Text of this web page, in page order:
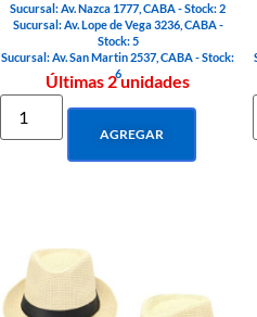
Sucursal: Av. Nazca 1777, CABA - Stock: 2
Sucursal: Av. Lope de Vega 3236, CABA -
Stock: 5
Sucursal: Av. San Martin 2537, CABA - Stock:
6
Últimas 2 unidades
AGREGAR